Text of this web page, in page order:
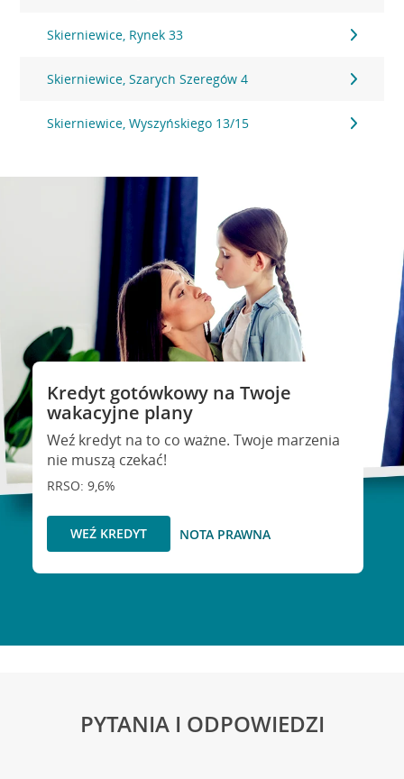
Skierniewice, Rynek 33
Skierniewice, Szarych Szeregów 4
Skierniewice, Wyszyńskiego 13/15
Kredyt gotówkowy na Twoje
wakacyjne plany
Weź kredyt na to co ważne. Twoje marzenia
nie muszą czekać!
RRSO: 9,6%
WEŹ KREDYT NOTA PRAWNA
PYTANIA I ODPOWIEDZI